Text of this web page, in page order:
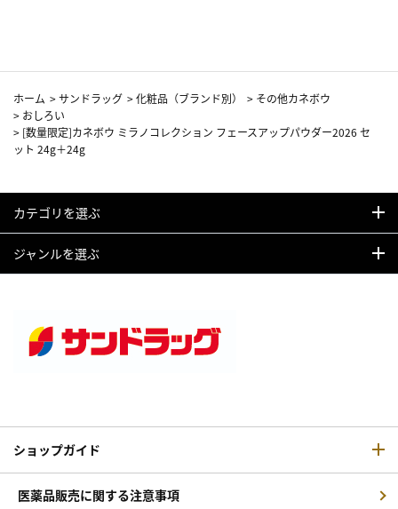
ホーム >サンドラッグ >化粧品（ブランド別） > その他カネボウ
> おしろい
> [数量限定]カネボウ ミラノコレクション フェースアップパウダー2026 セ
ット 24g＋24g
カテゴリを選ぶ
ジャンルを選ぶ
ショップガイド
医薬品販売に関する注意事項